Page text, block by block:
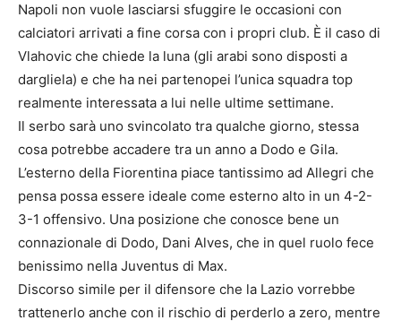
Napoli non vuole lasciarsi sfuggire le occasioni con
calciatori arrivati a fine corsa con i propri club. È il caso di
Vlahovic che chiede la luna (gli arabi sono disposti a
dargliela) e che ha nei partenopei l’unica squadra top
realmente interessata a lui nelle ultime settimane.
Il serbo sarà uno svincolato tra qualche giorno, stessa
cosa potrebbe accadere tra un anno a Dodo e Gila.
L’esterno della Fiorentina piace tantissimo ad Allegri che
pensa possa essere ideale come esterno alto in un 4-2-
3-1 offensivo. Una posizione che conosce bene un
connazionale di Dodo, Dani Alves, che in quel ruolo fece
benissimo nella Juventus di Max.
Discorso simile per il difensore che la Lazio vorrebbe
trattenerlo anche con il rischio di perderlo a zero, mentre